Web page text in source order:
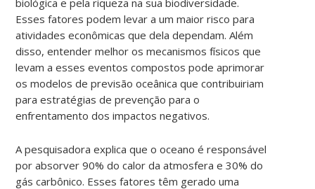
Esses fatores podem levar a um maior risco para
atividades econômicas que dela dependam. Além
disso, entender melhor os mecanismos físicos que
levam a esses eventos compostos pode aprimorar
os modelos de previsão oceânica que contribuiriam
para estratégias de prevenção para o
enfrentamento dos impactos negativos.
A pesquisadora explica que o oceano é responsável
por absorver 90% do calor da atmosfera e 30% do
gás carbônico. Esses fatores têm gerado uma